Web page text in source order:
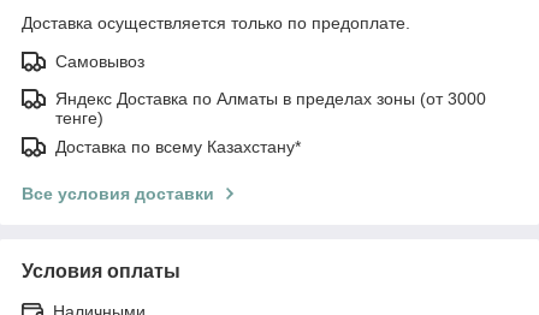
Доставка осуществляется только по предоплате.
Самовывоз
Яндекс Доставка по Алматы в пределах зоны (от 3000
тенге)
Доставка по всему Казахстану*
Все условия доставки
Условия оплаты
Наличными